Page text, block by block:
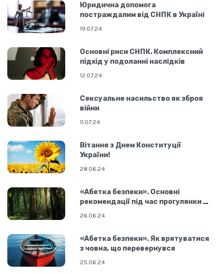
Юридична допомога
постраждалим від СНПК в Україні
19.07.24
Основні риси СНПК. Комплексний
підхід у подоланні наслідків
12.07.24
Сексуальне насильство як зброя
війни
11.07.24
Вітання з Днем Конституції
України!
28.06.24
«Абетка безпеки». Основні
рекомендації під час прогулянки у
26.06.24
«Абетка безпеки». Як врятуватися
з човна, що перевернувся
25.06.24